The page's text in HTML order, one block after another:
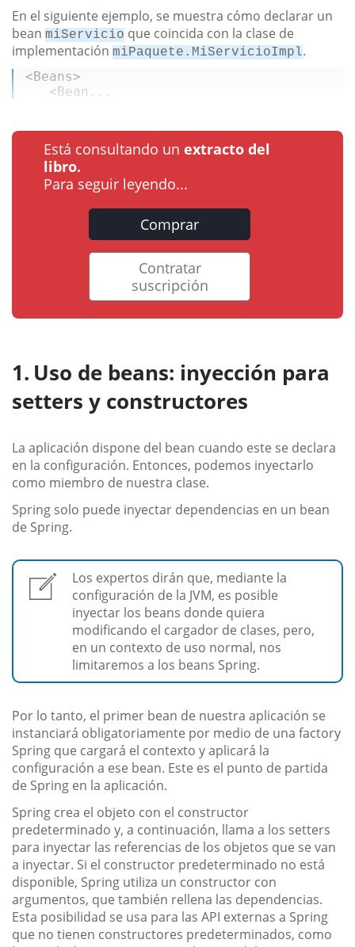
En el siguiente ejemplo, se muestra cómo declarar un
bean miServicio que coincida con la clase de
implementación miPaquete.MiServicioImpl.
<Beans>
<Bean...
Está consultando un extracto del
libro.
Para seguir leyendo...
Comprar
Contratar
suscripción
Uso de beans: inyección para
setters y constructores
La aplicación dispone del bean cuando este se declara
en la configuración. Entonces, podemos inyectarlo
como miembro de nuestra clase.
Spring solo puede inyectar dependencias en un bean
de Spring.
Los expertos dirán que, mediante la
configuración de la JVM, es posible
inyectar los beans donde quiera
modificando el cargador de clases, pero,
en un contexto de uso normal, nos
limitaremos a los beans Spring.
Por lo tanto, el primer bean de nuestra aplicación se
instanciará obligatoriamente por medio de una factory
Spring que cargará el contexto y aplicará la
configuración a ese bean. Este es el punto de partida
de Spring en la aplicación.
Spring crea el objeto con el constructor
predeterminado y, a continuación, llama a los setters
para inyectar las referencias de los objetos que se van
a inyectar. Si el constructor predeterminado no está
disponible, Spring utiliza un constructor con
argumentos, que también rellena las dependencias.
Esta posibilidad se usa para las API externas a Spring
que no tienen constructores predeterminados, como